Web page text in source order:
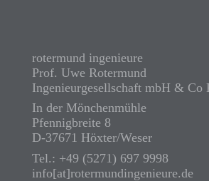
rotermund ingenieure
Prof. Uwe Rotermund
Ingenieurgesellschaft mbH & Co
In der Mönchenmühle
Pfennigbreite 8
D-37671 Höxter/Weser
Tel.: +49 (5271) 697 9998
info[at]rotermundingenieure.de